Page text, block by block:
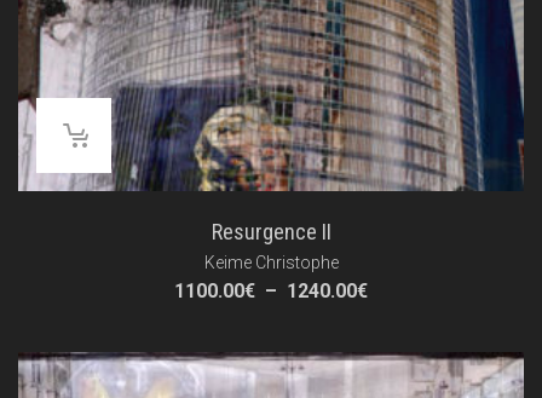
Resurgence II
Keime Christophe
1100.00€ – 1240.00€Plage
1100.00€